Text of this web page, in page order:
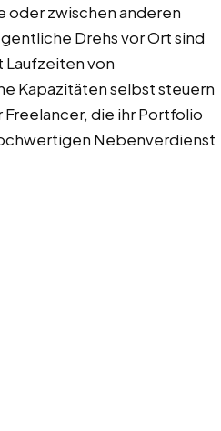
oder zwischen anderen
Drehs vor Ort sind
von
Kapazitäten selbst steuern
die ihr Portfolio
Nebenverdienst